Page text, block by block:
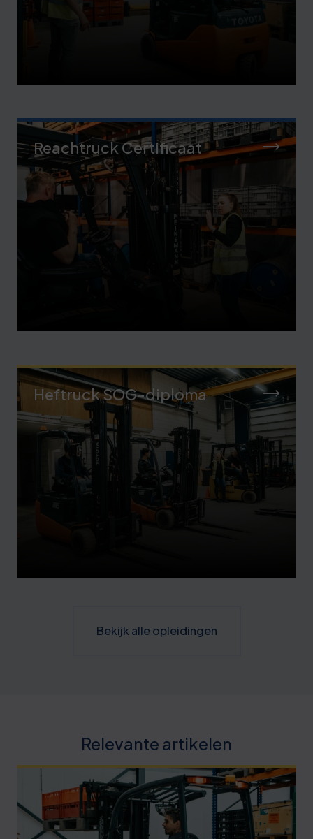
Reachtruck Certificaat
Heftruck SOG-diploma
Bekijk alle opleidingen
Relevante artikelen